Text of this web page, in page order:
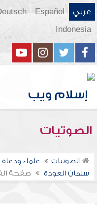
عربي Español
Indonesia
الصوتيات
الصوتيات علماء ودعاة
سلمان العودة
صفحة